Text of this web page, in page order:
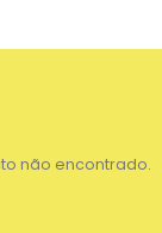
não encontrado.